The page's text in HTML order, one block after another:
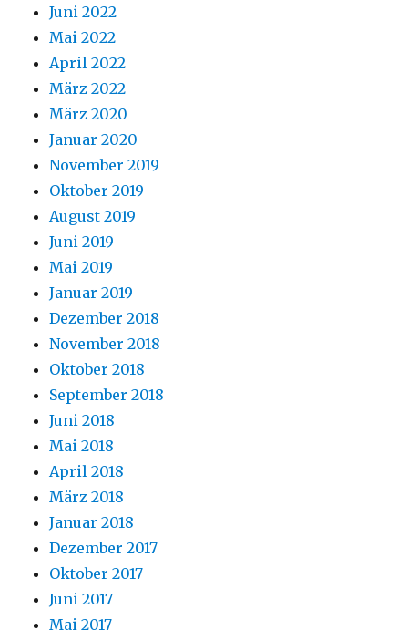
Juni 2022
Mai 2022
April 2022
März 2022
März 2020
Januar 2020
November 2019
Oktober 2019
August 2019
Juni 2019
Mai 2019
Januar 2019
Dezember 2018
November 2018
Oktober 2018
September 2018
Juni 2018
Mai 2018
April 2018
März 2018
Januar 2018
Dezember 2017
Oktober 2017
Juni 2017
Mai 2017